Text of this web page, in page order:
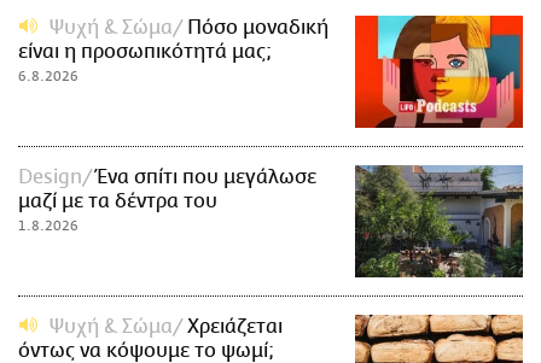
LIFOLAND
CITY GUIDE
ΑΜΠΑ
Ψυχή & Σώμα
Πόσο μοναδική
είναι η προσωπικότητά μας;
6.8.2026
Design
Ένα σπίτι που μεγάλωσε
μαζί με τα δέντρα του
1.8.2026
Ψυχή & Σώμα
Xρειάζεται
όντως να κόψουμε το ψωμί;